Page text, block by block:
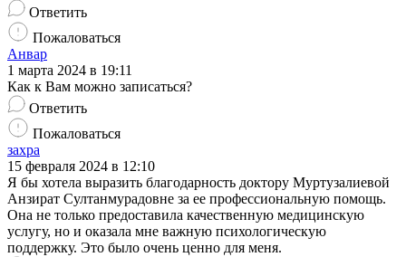
Ответить
Пожаловаться
Анвар
1 марта 2024 в 19:11
Как к Вам можно записаться?
Ответить
Пожаловаться
захра
15 февраля 2024 в 12:10
Я бы хотела выразить благодарность доктору Муртузалиевой
Анзират Султанмурадовне за ее профессиональную помощь.
Она не только предоставила качественную медицинскую
услугу, но и оказала мне важную психологическую
поддержку. Это было очень ценно для меня.